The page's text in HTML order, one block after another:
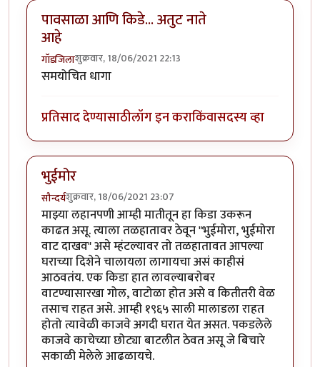
पावसाळा आणि किडे... अतुट नाते
आहे
गॉडजिलाशुक्रवार, 18/06/2021 22:13
समयोचित धागा
प्रतिसाद देण्यासाठीलॉग इन कराकिंवासदस्य व्हा
भुईमोर
सौन्दर्यशुक्रवार, 18/06/2021 23:07
माझ्या लहानपणी आम्ही मातीतून हा किडा उकरून
काढत असू. त्याला तळहातावर ठेवून "भुईमोरा, भुईमोरा
वाट दाखव" असे म्हंटल्यावर तो तळहातावत आपल्या
घराच्या दिशेने चालायला लागायचा असं काहीसं
आठवतंय. एक किडा हात लावल्याबरोबर
वाटण्यासारखा गोल, वाटोळा होत असे व कितीतरी वेळ
तसाच राहत असे. आम्ही १९६५ साली मालाडला राहत
होतो त्यावेळी काजवे अगदी घरात येत असत. पकडलेले
काजवे काचेच्या छोट्या बाटलीत ठेवत असू जे बिचारे
सकाळी मेलेले आढळायचे.